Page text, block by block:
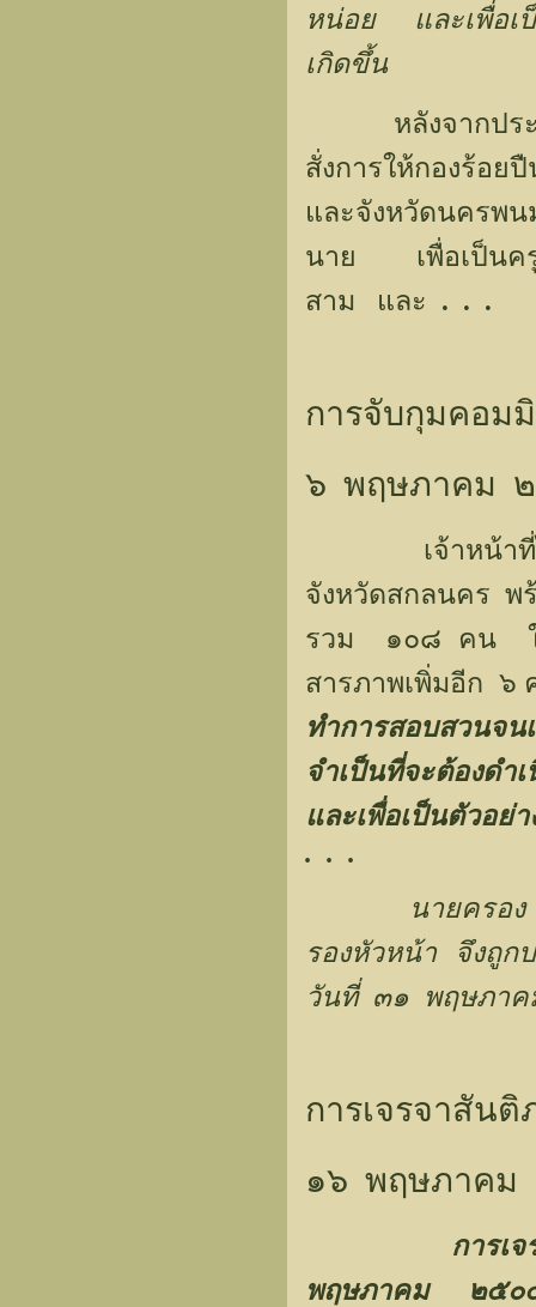
หน่อย และเพื่อเป็
เกิดขึ้น
หลังจากประเ
สั่งการให้กองร้อย
และจังหวัดนคร
นาย เพื่อเป็นครู
สาม และ . . .
การจับกุมคอม
๖ พฤษภาคม
เจ้าหน้าที่ได้จั
จังหวัดสกลนคร พ
รวม ๑๐๘ คน ใ
สารภาพเพิ่มอีก
ทำการสอบสวนจ
จำเป็นที่จะต้องดำ
และเพื่อเป็นตัวอย่
. . .
นายครอ
รองหัวหน้า จึงถูก
วันที่ ๓๑ พฤษภา
การเจรจาสัน
๑๖ พฤษภาค
การเ
พฤษภาคม ๒๕๐